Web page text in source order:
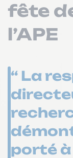
fête
l’APE
“ La
porté